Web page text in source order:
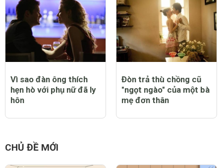
Vì sao đàn ông thích
hẹn hò với phụ nữ đã ly
hôn
Đòn trả thù chồng cũ
"ngọt ngào" của một bà
mẹ đơn thân
CHỦ ĐỀ MỚI